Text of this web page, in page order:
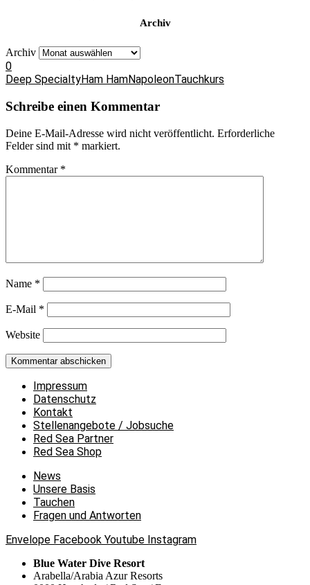
Archiv
Archiv
0
Deep SpecialtyHam HamNapoleonTauchkurs
Schreibe einen Kommentar
Deine E-Mail-Adresse wird nicht veröffentlicht. Erforderliche
Felder sind mit * markiert.
Kommentar *
Name *
E-Mail *
Website
Impressum
Datenschutz
Kontakt
Stellenangebote / Jobsuche
Red Sea Partner
Red Sea Shop
News
Unsere Basis
Tauchen
Fragen und Antworten
Envelope Facebook Youtube Instagram
Blue Water Dive Resort
Arabella/Arabia Azur Resorts